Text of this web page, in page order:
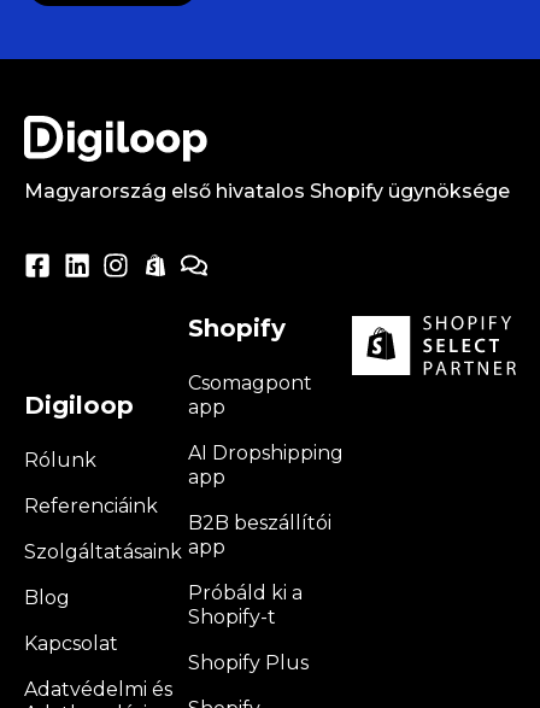
Magyarország első hivatalos Shopify ügynöksége
Digiloop
Rólunk
Referenciáink
Szolgáltatásaink
Blog
Kapcsolat
Adatvédelmi és
Shopify
Csomagpont
app
AI Dropshipping
app
B2B beszállítói
app
Próbáld ki a
Shopify-t
Shopify Plus